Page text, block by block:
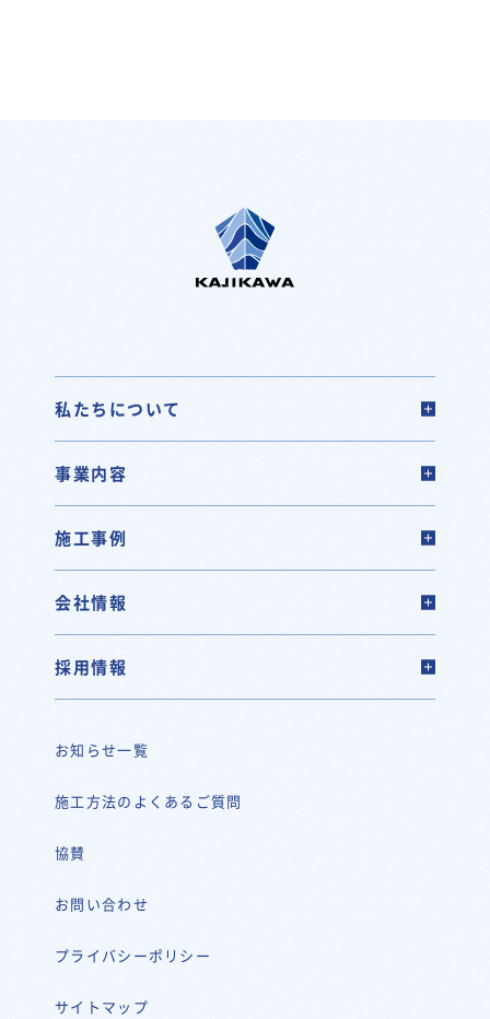
私たちについて
事業内容
施工事例
会社情報
採用情報
お知らせ一覧
施工方法のよくあるご質問
協賛
お問い合わせ
プライバシーポリシー
サイトマップ